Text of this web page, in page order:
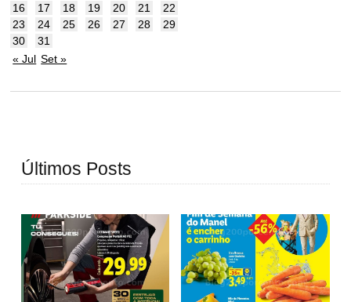
16
17 18 19 20 21
22
23
24 25 26 27 28
29
30
31
« Jul Set »
Últimos Posts